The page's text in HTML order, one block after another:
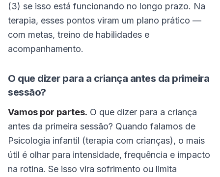
(3) se isso está funcionando no longo prazo. Na
terapia, esses pontos viram um plano prático —
com metas, treino de habilidades e
acompanhamento.
O que dizer para a criança antes da primeira
sessão?
Vamos por partes. O que dizer para a criança
antes da primeira sessão? Quando falamos de
Psicologia infantil (terapia com crianças), o mais
útil é olhar para intensidade, frequência e impacto
na rotina. Se isso vira sofrimento ou limita